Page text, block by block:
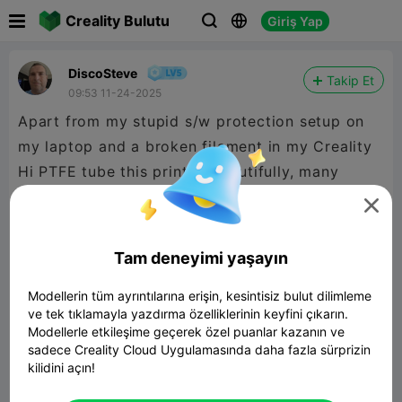
Creality Bulutu   Giriş Yap
DiscoSteve
09:53 11-24-2025
Takip Et
Apart from my stupid s/w protection setup on
my laptop and a broken filament in my Creality
Hi PTFE tube this printed beautifully, many

Tam deneyimi yaşayın
Modellerin tüm ayrıntılarına erişin, kesintisiz bulut dilimleme
ve tek tıklamayla yazdırma özelliklerinin keyfini çıkarın.
Modellerle etkileşime geçerek özel puanlar kazanın ve
sadece Creality Cloud Uygulamasında daha fazla sürprizin
kilidini açın!